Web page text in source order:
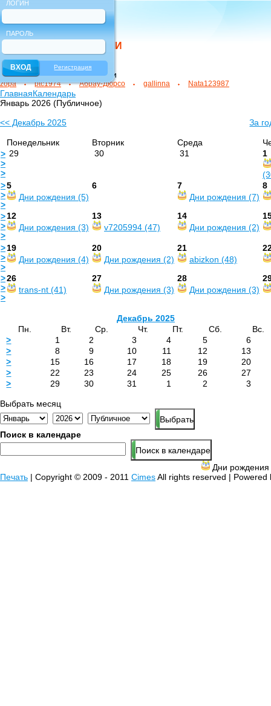
ЛОГИН
ПАРОЛЬ
Регистрация
НОВЫЕ ПОЛЬЗОВАТЕЛИ
зарегистрированные новички
zopa ptc1974 Абрау-Дюрсо gallinna Nata123987
ГлавнаяКалендарь
Январь 2026 (Публичное)
<< Декабрь 2025
За
Понедельник Вторник Среда
>
>
>
29 30 31 1
>
>
>
5
Дни рождения (5)
6
7
Дни рождения (7)
8
>
>
>
12
Дни рождения (3)
13
v7205994 (47)
14
Дни рождения (2)
>
>
>
19
Дни рождения (4)
20
Дни рождения (2)
21
abizkon (48)
>
>
>
26
trans-nt (41)
27
Дни рождения (3)
28
Дни рождения (3)
Декабрь 2025
Пн.
Вт. Ср. Чт. Пт. Сб.
Вс.
>
1 2 3 4 5
6
>
8 9 10 11 12
13
>
15 16 17 18 19
20
>
22 23 24 25 26
27
>
29 30 31 1 2 3
Выбрать месяц
Поиск в календаре
Дни
Печать | Copyright © 2009 - 2011 CimesAll rights reserved |